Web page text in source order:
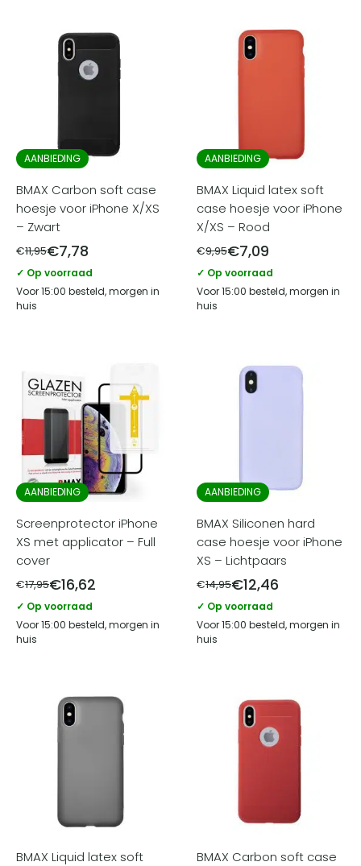
AANBIEDING
BMAX Carbon soft case
hoesje voor iPhone X/XS
– Zwart
€11,95€7,78
✓ Op voorraad
Voor 15:00 besteld, morgen in
huis
AANBIEDING
BMAX Liquid latex soft
case hoesje voor iPhone
X/XS – Rood
€9,95€7,09
✓ Op voorraad
Voor 15:00 besteld, morgen in
huis
AANBIEDING
Screenprotector iPhone
XS met applicator – Full
cover
€17,95€16,62
✓ Op voorraad
Voor 15:00 besteld, morgen in
huis
AANBIEDING
BMAX Siliconen hard
case hoesje voor iPhone
XS – Lichtpaars
€14,95€12,46
✓ Op voorraad
Voor 15:00 besteld, morgen in
huis
BMAX Liquid latex soft
BMAX Carbon soft case